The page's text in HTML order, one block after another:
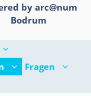
by arc@num
Bodrum
Fragen